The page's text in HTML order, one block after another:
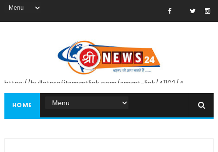
https://bulletprofitsmartlink.com/smart-link/41102/4
HOME